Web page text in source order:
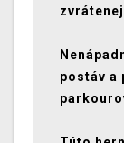
postáv a